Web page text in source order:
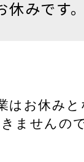
みです。
はお休みと
ませんの